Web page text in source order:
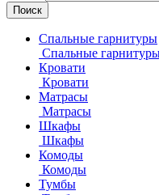
Спальные гарнитуры
Спальные
Кровати
Кровати
Матрасы
Матрасы
Шкафы
Шкафы
Комоды
Комоды
Тумбы